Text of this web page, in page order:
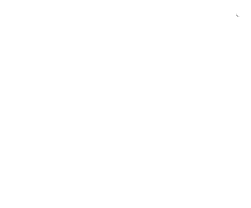
イナル（高校・クラブの